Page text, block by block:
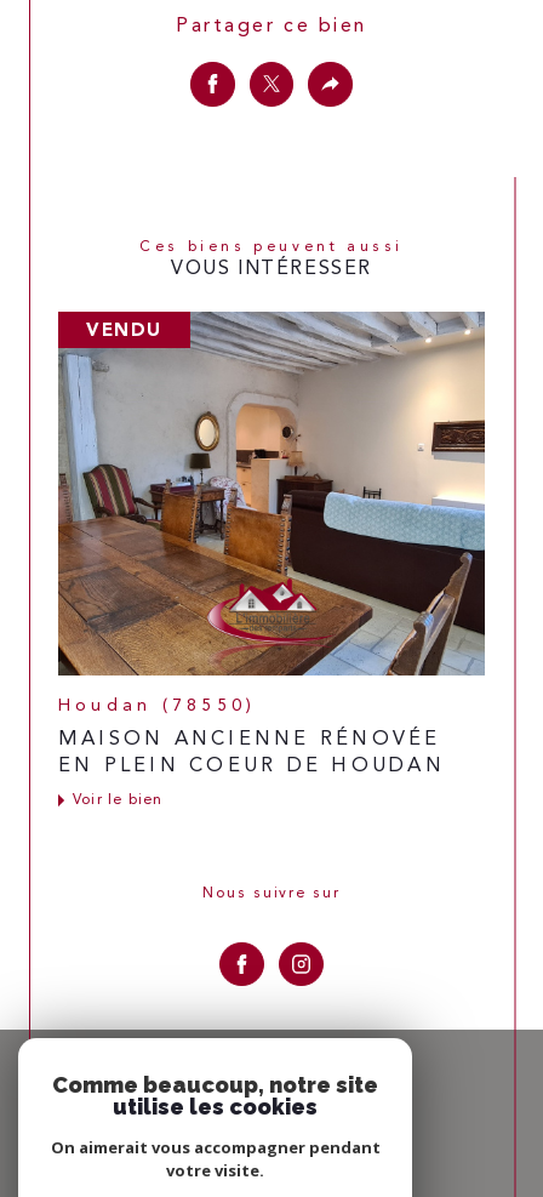
Partager ce bien
Ces biens peuvent aussi
VOUS INTÉRESSER
VENDU
Houdan (78550)
MAISON ANCIENNE RÉNOVÉE
EN PLEIN COEUR DE HOUDAN
Voir le bien
Nous suivre sur
PROPRIÉTAIRE
Se connecter
Nous
Comme beaucoup, notre site
utilise les cookies
On aimerait vous accompagner pendant
votre visite.